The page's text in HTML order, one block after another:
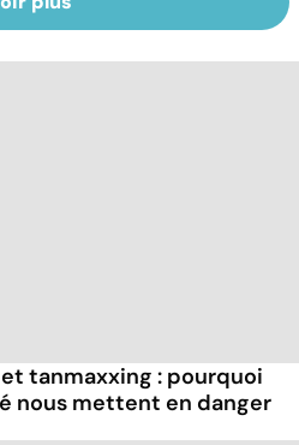
tanmaxxing : pourquoi
nous mettent en danger